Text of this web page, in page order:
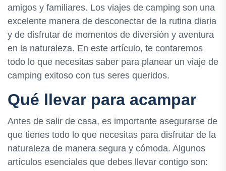
amigos y familiares. Los viajes de camping son una
excelente manera de desconectar de la rutina diaria
y de disfrutar de momentos de diversión y aventura
en la naturaleza. En este artículo, te contaremos
todo lo que necesitas saber para planear un viaje de
camping exitoso con tus seres queridos.
Qué llevar para acampar
Antes de salir de casa, es importante asegurarse de
que tienes todo lo que necesitas para disfrutar de la
naturaleza de manera segura y cómoda. Algunos
artículos esenciales que debes llevar contigo son: